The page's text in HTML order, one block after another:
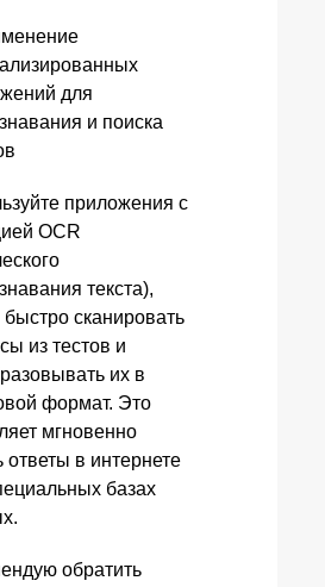
приложения с
OCR
текста),
сканировать
из тестов и
их в
формат. Это
мгновенно
ответы в интернете
базах
обратить